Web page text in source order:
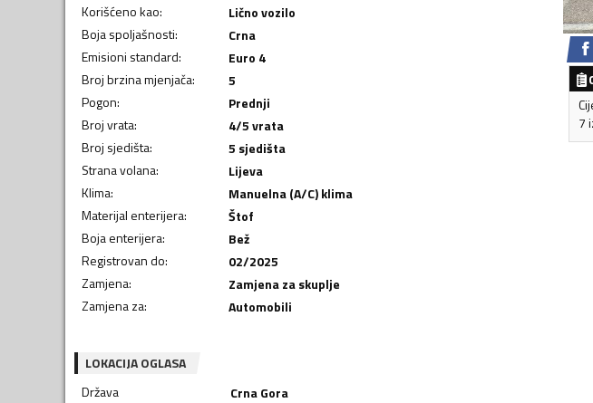
Korišćeno kao:
Lično vozilo
Boja spoljašnosti:
Crna
Emisioni standard:
Euro 4
Broj brzina mjenjača:
5
Pogon:
Prednji
Broj vrata:
4/5 vrata
Broj sjedišta:
5 sjedišta
Strana volana:
Lijeva
Klima:
Manuelna (A/C) klima
Materijal enterijera:
Štof
Boja enterijera:
Bež
Registrovan do:
02/2025
Zamjena:
Zamjena za skuplje
Zamjena za: Automobili
7
LOKACIJA OGLASA
Država
Crna Gora